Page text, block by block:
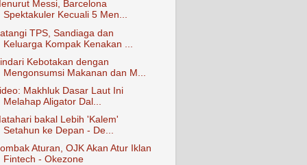
Messi, Barcelona
Spektakuler Kecuali 5 Men...
TPS, Sandiaga dan
Keluarga Kompak Kenakan ...
Kebotakan dengan
Mengonsumsi Makanan dan M...
Makhluk Dasar Laut Ini
Melahap Aligator Dal...
bakal Lebih 'Kalem'
Setahun ke Depan - De...
Aturan, OJK Akan Atur Iklan
Fintech - Okezone